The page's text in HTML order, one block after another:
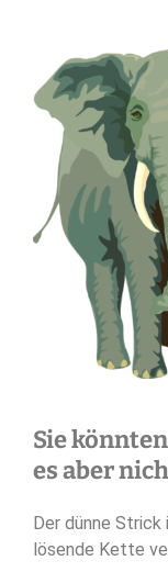
Sie
es aber
Der dünne
lösende Kette